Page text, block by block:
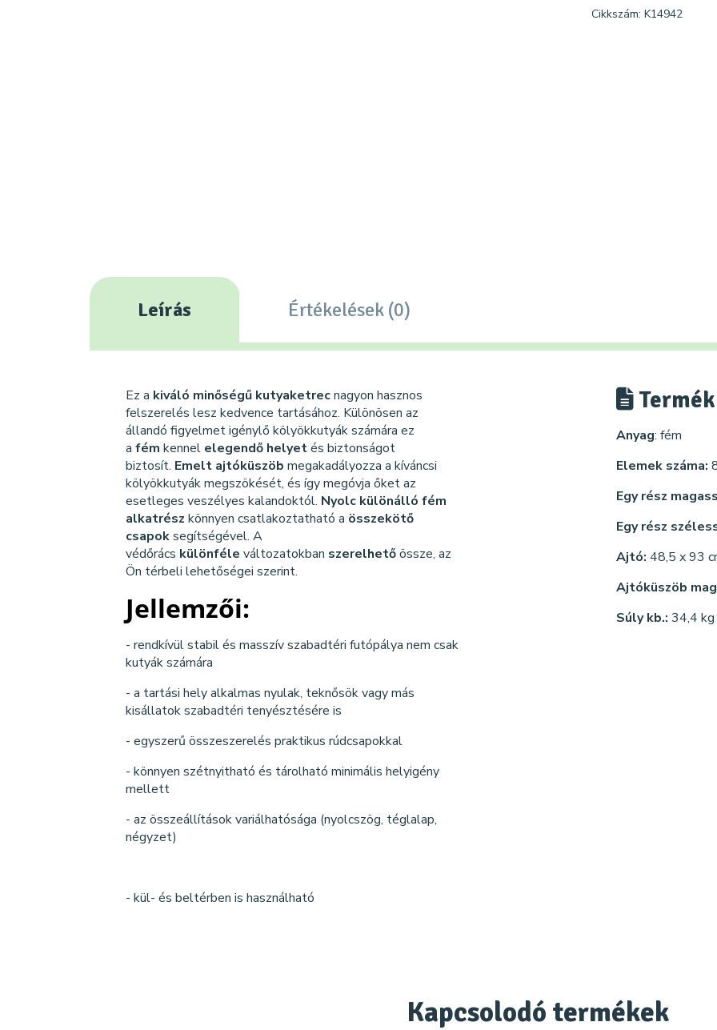
Cikkszám: K14942
Leírás Értékelések (0)
Ez a kiváló minőségű kutyaketrecnagyon hasznos
felszerelés lesz kedvence tartásához. Különösen az
állandó figyelmet igénylő kölyökkutyák számára ez
a fém kennel elegendő helyetés biztonságot
biztosít. Emelt ajtóküszöb megakadályozza a kíváncsi
kölyökkutyák megszökését, és így megóvja őket az
esetleges veszélyes kalandoktól. Nyolc különálló fém
alkatrész könnyen csatlakoztatható a összekötő
csapoksegítségével. A
védőrács különféle változatokban szerelhetőössze, az
Ön térbeli lehetőségei szerint.
Jellemzői:
- rendkívül stabil és masszív szabadtéri futópálya nem csak
kutyák számára
- a tartási hely alkalmas nyulak, teknősök vagy más
kisállatok szabadtéri tenyésztésére is
- egyszerű összeszerelés praktikus rúdcsapokkal
- könnyen szétnyitható és tárolható minimális helyigény
mellett
- az összeállítások variálhatósága (nyolcszög, téglalap,
négyzet)
- kül- és beltérben is használható
Anyag: fém
Elemek száma:
Egy rész
Egy rész
Ajtó: 48,5 x 93
Ajtóküszöb
Súly kb.: 34,4 kg
Kapcsolodó termékek